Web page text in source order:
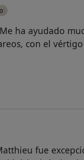
ha ayudado
con el
usuario Jon
fue